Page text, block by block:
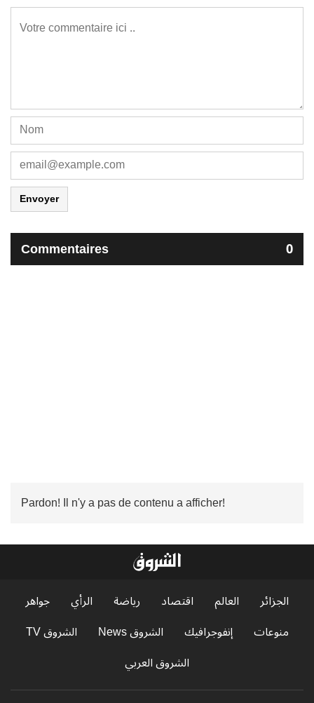
Envoyer
Commentaires 0
Pardon! Il n'y a pas de contenu a afficher!
الجزائر العالم اقتصاد رياضة الرأي
جواهر
منوعات
إنفوجرافيك الشروق News
الشروق TV
الشروق العربي